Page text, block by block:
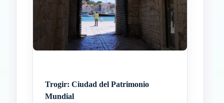
InicioParadas intermedias
Final
Trogir: Ciudad del Patrimonio
Mundial